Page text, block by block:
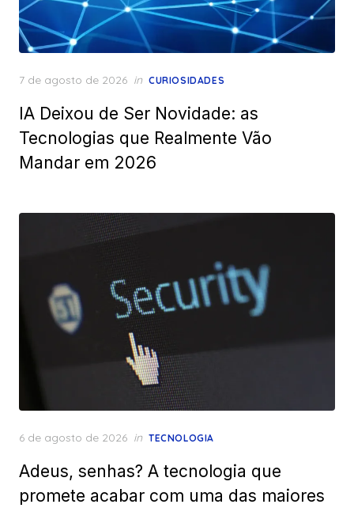
Posted
7 de agosto de 2026 in CURIOSIDADES
IA Deixou de Ser Novidade: as
Tecnologias que Realmente Vão
Mandar em 2026
Posted
6 de agosto de 2026 in TECNOLOGIA
Adeus, senhas? A tecnologia que
promete acabar com uma das maiores